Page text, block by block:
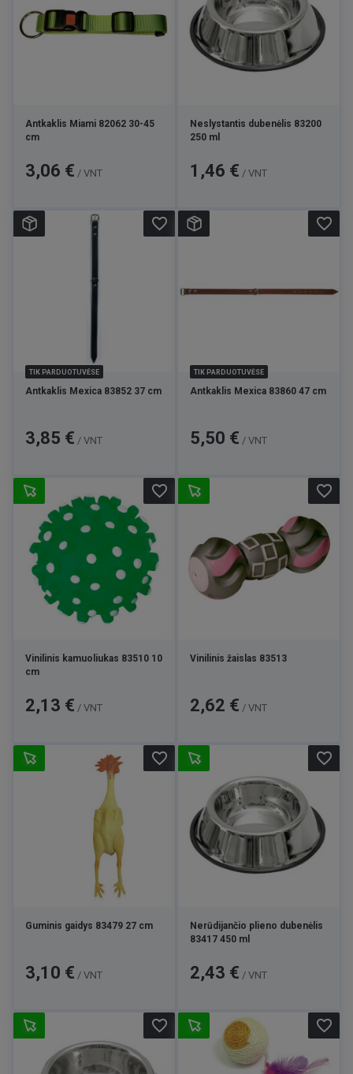
Antkaklis Miami 82062 30-45
cm
Kaina
3,06 € / VNT
Neslystantis dubenėlis 83200
250 ml
Kaina
1,46 € / VNT
TIK PARDUOTUVĖSE
Antkaklis Mexica 83852 37 cm
Kaina
3,85 € / VNT
favorite_border
TIK PARDUOTUVĖSE
Antkaklis Mexica 83860 47 cm
Kaina
5,50 € / VNT
favorite_border
Vinilinis kamuoliukas 83510 10
cm
Kaina
2,13 € / VNT
favorite_border
Vinilinis žaislas 83513
Kaina
2,62 € / VNT
favorite_border
Guminis gaidys 83479 27 cm
Kaina
3,10 € / VNT
favorite_border
Nerūdijančio plieno dubenėlis
83417 450 ml
Kaina
2,43 € / VNT
favorite_border
favorite_border favorite_border